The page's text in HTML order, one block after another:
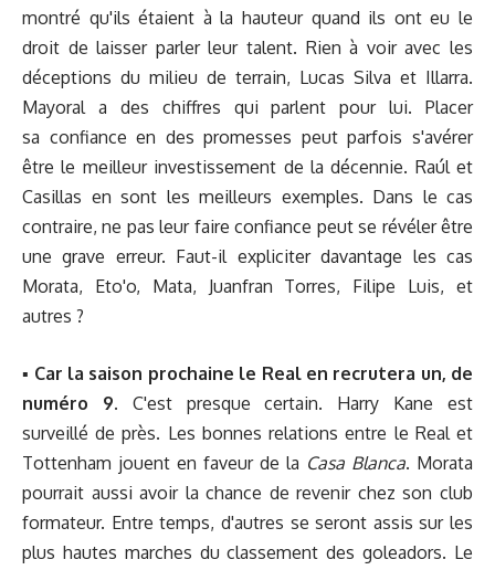
montré qu'ils étaient à la hauteur quand ils ont eu le
droit de laisser parler leur talent. Rien à voir avec les
déceptions du milieu de terrain, Lucas Silva et Illarra.
Mayoral a des chiffres qui parlent pour lui. Placer
sa confiance en des promesses peut parfois s'avérer
être le meilleur investissement de la décennie. Raúl et
Casillas en sont les meilleurs exemples. Dans le cas
contraire, ne pas leur faire confiance peut se révéler être
une grave erreur. Faut-il expliciter davantage les cas
Morata, Eto'o, Mata, Juanfran Torres, Filipe Luis, et
autres ?
▪︎ Car la saison prochaine le Real en recrutera un, de
numéro 9. C'est presque certain. Harry Kane est
surveillé de près. Les bonnes relations entre le Real et
Tottenham jouent en faveur de la Casa Blanca. Morata
pourrait aussi avoir la chance de revenir chez son club
formateur. Entre temps, d'autres se seront assis sur les
plus hautes marches du classement des goleadors. Le